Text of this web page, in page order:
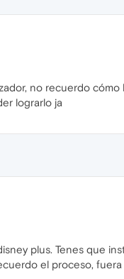
no recuerdo
lograrlo ja
plus. Tenes que
el proceso,